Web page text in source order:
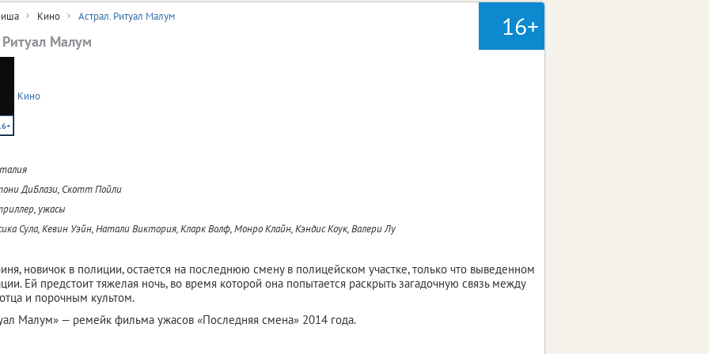
16+
Кино Астрал. Ритуал Малум
Ритуал Малум
Кино
ДиБлази, Скотт Пойли
ужасы
Сула, Кевин Уэйн, Натали Виктория, Кларк Волф, Монро Клайн, Кэндис Коук, Валери Лу
новичок в полиции, остается на последнюю смену в полицейском участке, только что выведенном
Ей предстоит тяжелая ночь, во время которой она попытается раскрыть загадочную связь между
и порочным культом.
Малум» — ремейк фильма ужасов «Последняя смена» 2014 года.